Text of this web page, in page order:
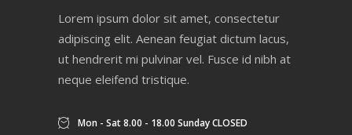
Lorem ipsum dolor sit amet, consectetur
adipiscing elit. Aenean feugiat dictum lacus,
ut hendrerit mi pulvinar vel. Fusce id nibh at
neque eleifend tristique.
Mon - Sat 8.00 - 18.00 Sunday CLOSED